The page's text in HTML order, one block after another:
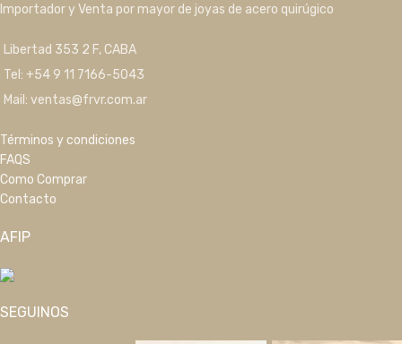
Importador y Venta por mayor de joyas de acero quirúgico
Libertad 353 2 F, CABA
Tel: +54 9 11 7166-5043
Mail: ventas@frvr.com.ar
Términos y condiciones
FAQS
Como Comprar
Contacto
AFIP
SEGUINOS